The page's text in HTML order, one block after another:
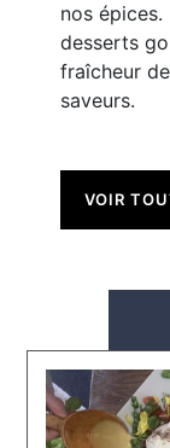
nos
desserts
fraîcheur
saveurs.
VOIR